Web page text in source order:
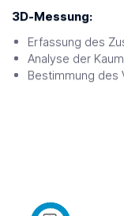
3D-Messung:
Erfassung des
Analyse der
Bestimmung des